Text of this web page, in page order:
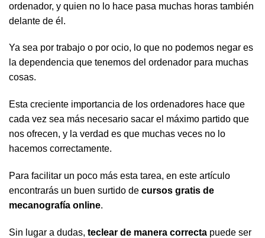
ordenador, y quien no lo hace pasa muchas horas también
delante de él.
Ya sea por trabajo o por ocio, lo que no podemos negar es
la dependencia que tenemos del ordenador para muchas
cosas.
Esta creciente importancia de los ordenadores hace que
cada vez sea más necesario sacar el máximo partido que
nos ofrecen, y la verdad es que muchas veces no lo
hacemos correctamente.
Para facilitar un poco más esta tarea, en este artículo
encontrarás un buen surtido de cursos gratis de
mecanografía online.
Sin lugar a dudas, teclear de manera correcta puede ser